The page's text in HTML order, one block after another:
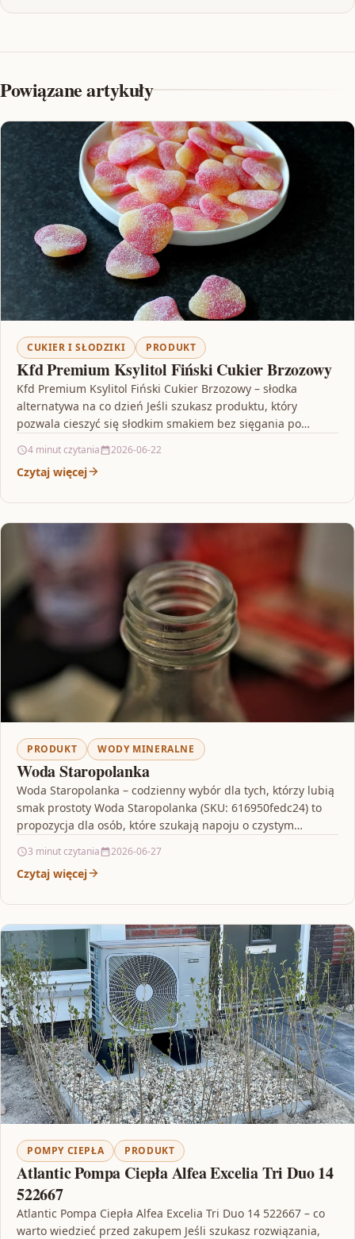
Powiązane artykuły
CUKIER I SŁODZIKI PRODUKT
Kfd Premium Ksylitol Fiński Cukier Brzozowy
Kfd Premium Ksylitol Fiński Cukier Brzozowy – słodka
alternatywa na co dzień Jeśli szukasz produktu, który
pozwala cieszyć się słodkim smakiem bez sięgania po…
4 minut czytania 2026-06-22
Czytaj więcej
PRODUKT WODY MINERALNE
Woda Staropolanka
Woda Staropolanka – codzienny wybór dla tych, którzy lubią
smak prostoty Woda Staropolanka (SKU: 616950fedc24) to
propozycja dla osób, które szukają napoju o czystym…
3 minut czytania 2026-06-27
Czytaj więcej
POMPY CIEPŁA PRODUKT
Atlantic Pompa Ciepła Alfea Excelia Tri Duo 14
522667
Atlantic Pompa Ciepła Alfea Excelia Tri Duo 14 522667 – co
warto wiedzieć przed zakupem Jeśli szukasz rozwiązania,